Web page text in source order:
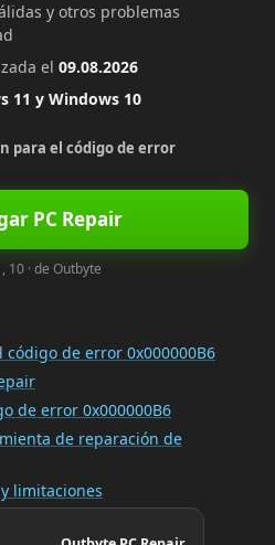
y otros problemas
el 09.08.2026
11 y Windows 10
para el código de error
PC Repair
10 · de Outbyte
de error 0x000000B6
de error 0x000000B6
de reparación de
limitaciones